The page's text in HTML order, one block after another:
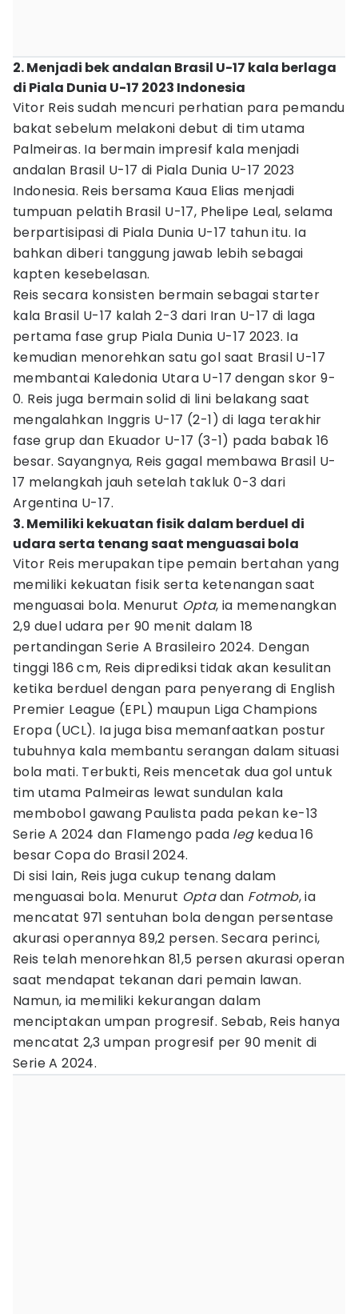
2. Menjadi bek andalan Brasil U-17 kala berlaga
di Piala Dunia U-17 2023 Indonesia
Vitor Reis sudah mencuri perhatian para pemandu
bakat sebelum melakoni debut di tim utama
Palmeiras. Ia bermain impresif kala menjadi
andalan Brasil U-17 di Piala Dunia U-17 2023
Indonesia. Reis bersama Kaua Elias menjadi
tumpuan pelatih Brasil U-17, Phelipe Leal, selama
berpartisipasi di Piala Dunia U-17 tahun itu. Ia
bahkan diberi tanggung jawab lebih sebagai
kapten kesebelasan.
Reis secara konsisten bermain sebagai starter
kala Brasil U-17 kalah 2-3 dari Iran U-17 di laga
pertama fase grup Piala Dunia U-17 2023. Ia
kemudian menorehkan satu gol saat Brasil U-17
membantai Kaledonia Utara U-17 dengan skor 9-
0. Reis juga bermain solid di lini belakang saat
mengalahkan Inggris U-17 (2-1) di laga terakhir
fase grup dan Ekuador U-17 (3-1) pada babak 16
besar. Sayangnya, Reis gagal membawa Brasil U-
17 melangkah jauh setelah takluk 0-3 dari
Argentina U-17.
3. Memiliki kekuatan fisik dalam berduel di
udara serta tenang saat menguasai bola
Vitor Reis merupakan tipe pemain bertahan yang
memiliki kekuatan fisik serta ketenangan saat
menguasai bola. Menurut Opta, ia memenangkan
2,9 duel udara per 90 menit dalam 18
pertandingan Serie A Brasileiro 2024. Dengan
tinggi 186 cm, Reis diprediksi tidak akan kesulitan
ketika berduel dengan para penyerang di English
Premier League (EPL) maupun Liga Champions
Eropa (UCL). Ia juga bisa memanfaatkan postur
tubuhnya kala membantu serangan dalam situasi
bola mati. Terbukti, Reis mencetak dua gol untuk
tim utama Palmeiras lewat sundulan kala
membobol gawang Paulista pada pekan ke-13
Serie A 2024 dan Flamengo pada leg kedua 16
besar Copa do Brasil 2024.
Di sisi lain, Reis juga cukup tenang dalam
menguasai bola. Menurut Optadan Fotmob, ia
mencatat 971 sentuhan bola dengan persentase
akurasi operannya 89,2 persen. Secara perinci,
Reis telah menorehkan 81,5 persen akurasi operan
saat mendapat tekanan dari pemain lawan.
Namun, ia memiliki kekurangan dalam
menciptakan umpan progresif. Sebab, Reis hanya
mencatat 2,3 umpan progresif per 90 menit di
Serie A 2024.